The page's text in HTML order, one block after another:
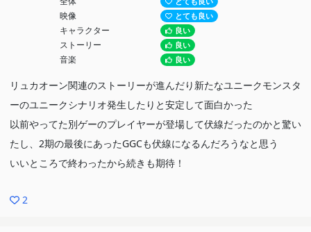
映像 とても良い
キャラクター 良い
ストーリー 良い
音楽 良い
リュカオーン関連のストーリーが進んだり新たなユニークモンスタ
ーのユニークシナリオ発生したりと安定して面白かった
以前やってた別ゲーのプレイヤーが登場して伏線だったのかと驚い
たし、2期の最後にあったGGCも伏線になるんだろうなと思う
いいところで終わったから続きも期待！
2